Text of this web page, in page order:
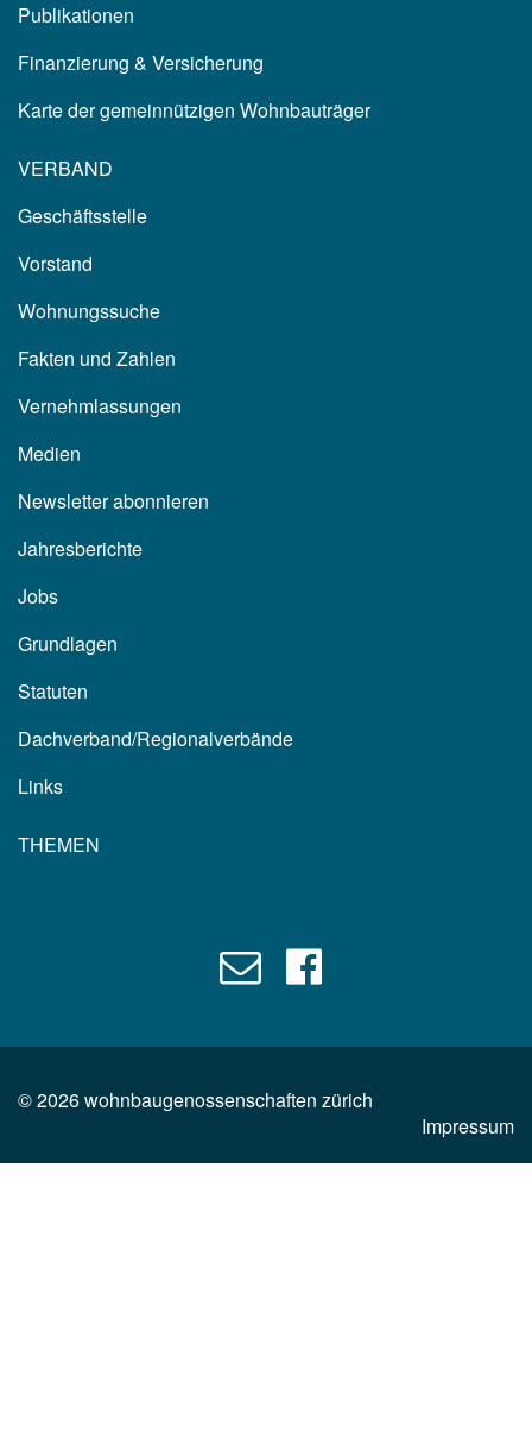
Publikationen
Finanzierung & Versicherung
Karte der gemeinnützigen Wohnbauträger
VERBAND
Geschäftsstelle
Vorstand
Wohnungssuche
Fakten und Zahlen
Vernehmlassungen
Medien
Newsletter abonnieren
Jahresberichte
Jobs
Grundlagen
Statuten
Dachverband/Regionalverbände
Links
THEMEN
©2026wohnbaugenossenschaften zürich
Impressum